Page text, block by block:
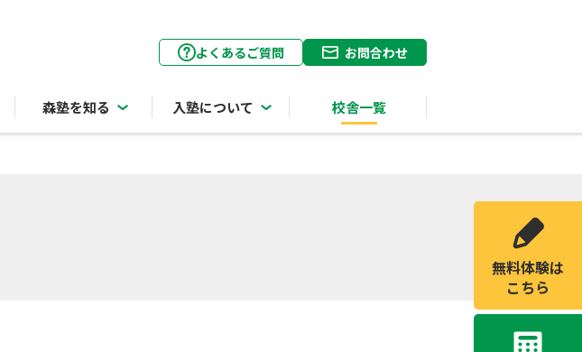
森塾を知る 入塾について 校舎一覧
よくあるご質問 お問合わせ
無料体験は
こちら